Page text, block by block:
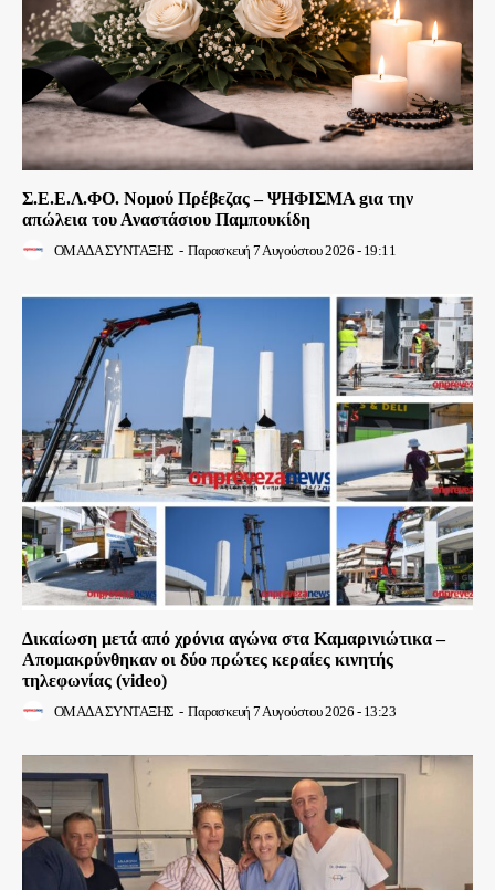
Σ.Ε.Ε.Λ.ΦΟ. Νομού Πρέβεζας – ΨΗΦΙΣΜΑ gια την
απώλεια του Αναστάσιου Παμπουκίδη
ΟΜΑΔΑ ΣΥΝΤΑΞΗΣ - Παρασκευή 7 Αυγούστου 2026 - 19:11
Δικαίωση μετά από χρόνια αγώνα στα Καμαρινιώτικα –
Απομακρύνθηκαν οι δύο πρώτες κεραίες κινητής
τηλεφωνίας (video)
ΟΜΑΔΑ ΣΥΝΤΑΞΗΣ - Παρασκευή 7 Αυγούστου 2026 - 13:23